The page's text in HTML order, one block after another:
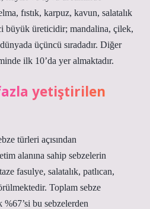
fıstık, karpuz, kavun, salatalık
büyük üreticidir; mandalina, çilek,
üçüncü sıradadır. Diğer
ilk 10’da yer almaktadır.
yetiştirilen
türleri açısından
alanına sahip sebzelerin
fasulye, salatalık, patlıcan,
Toplam sebze
%67’si bu sebzelerden